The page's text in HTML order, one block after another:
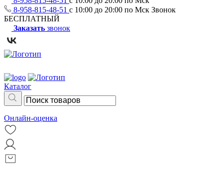
8-958-815-48-51 с 10:00 до 20:00 по Мск Звонок
БЕСПЛАТНЫЙ
Заказать звонок
Каталог
Онлайн-оценка